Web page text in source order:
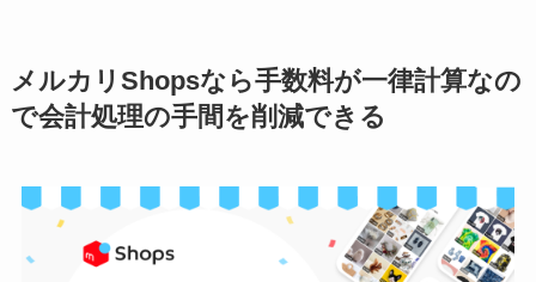
メルカリShopsなら手数料が一律計算なの
で会計処理の手間を削減できる